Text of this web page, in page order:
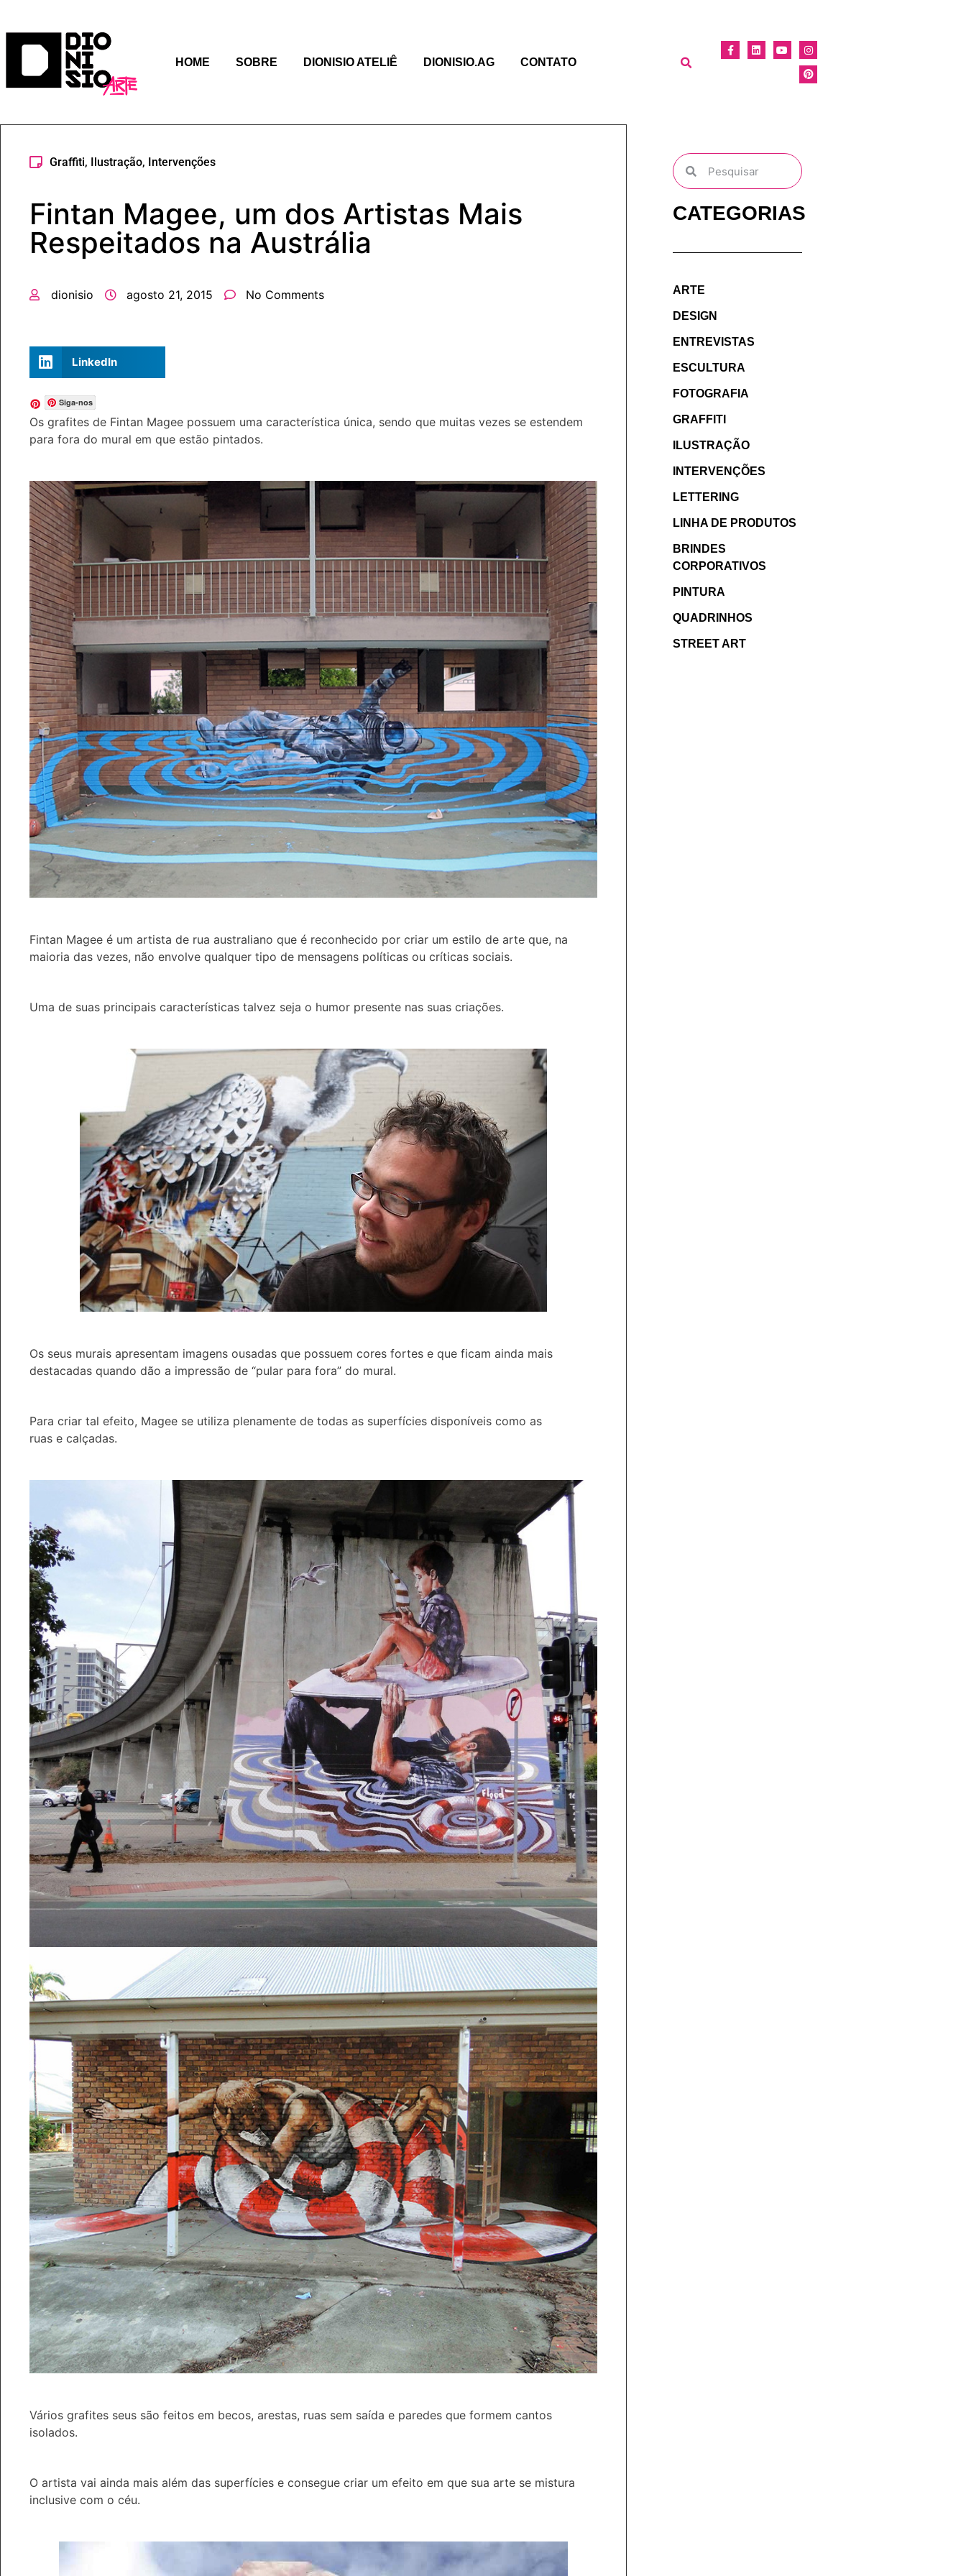
HOME SOBRE DIONISIO ATELIÊ DIONISIO.AG CONTATO
Graffiti, Ilustração, Intervenções
Fintan Magee, um dos Artistas Mais
Respeitados na Austrália
dionisio agosto 21, 2015 No Comments
LinkedIn
Siga-nos
Os grafites de Fintan Magee possuem uma característica única, sendo que muitas vezes se estendem
para fora do mural em que estão pintados.
Fintan Magee é um artista de rua australiano que é reconhecido por criar um estilo de arte que, na
maioria das vezes, não envolve qualquer tipo de mensagens políticas ou críticas sociais.
Uma de suas principais características talvez seja o humor presente nas suas criações.
Os seus murais apresentam imagens ousadas que possuem cores fortes e que ficam ainda mais
destacadas quando dão a impressão de “pular para fora” do mural.
Para criar tal efeito, Magee se utiliza plenamente de todas as superfícies disponíveis como as
ruas e calçadas.
Vários grafites seus são feitos em becos, arestas, ruas sem saída e paredes que formem cantos
isolados.
O artista vai ainda mais além das superfícies e consegue criar um efeito em que sua arte se mistura
inclusive com o céu.
CATEGORIAS
ARTE
DESIGN
ENTREVISTAS
ESCULTURA
FOTOGRAFIA
GRAFFITI
ILUSTRAÇÃO
INTERVENÇÕES
LETTERING
LINHA DE PRODUTOS
BRINDES
CORPORATIVOS
PINTURA
QUADRINHOS
STREET ART